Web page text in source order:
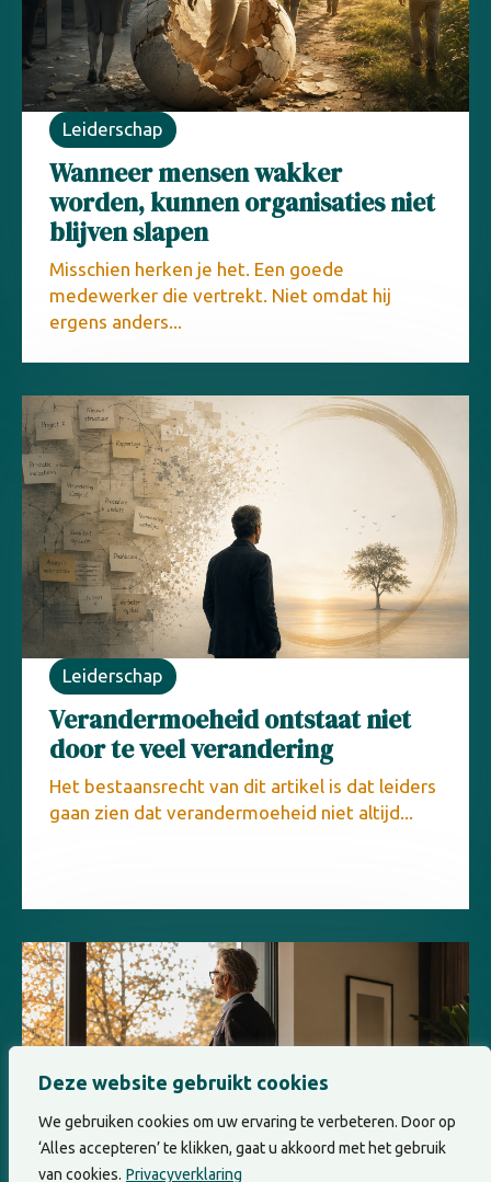
Deze website gebruikt cookies
We gebruiken cookies om uw ervaring te verbeteren. Door op
‘Alles accepteren’ te klikken, gaat u akkoord met het gebruik
van cookies. Privacyverklaring
Leiderschap
Wanneer mensen wakker
worden, kunnen organisaties niet
blijven slapen
Misschien herken je het. Een goede
medewerker die vertrekt. Niet omdat hij
ergens anders...
Leiderschap
Verandermoeheid ontstaat niet
door te veel verandering
Het bestaansrecht van dit artikel is dat leiders
gaan zien dat verandermoeheid niet altijd...